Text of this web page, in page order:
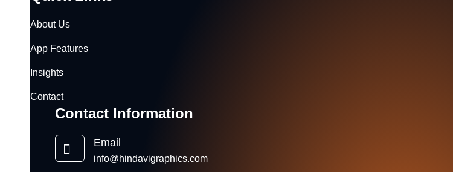
About Us
App Features
Insights
Contact
Contact Information
Email
info@hindavigraphics.com